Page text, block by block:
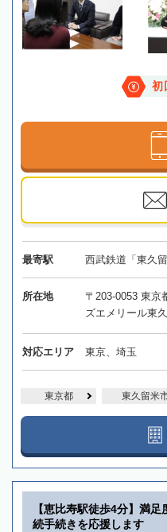
初
最寄駅 西武鉄道「東久
所在地
〒203-0053 東京
ズエメリール東
対応エリア 東京、埼玉
東京都 東久留米
【恵比寿駅徒歩4分】満
続手続きを応援します